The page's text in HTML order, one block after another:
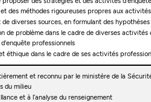
des méthodes rigoureuses propres aux
diverses sources, en formulant des
de problème dans le cadre de diverses activités
professionnels
éthique dans le cadre de ses activités
et reconnu par le ministère de la
du milieu
et à l’analyse du renseignement